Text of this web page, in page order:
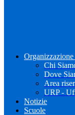
Organizzazione
Chi
Dove
Area
URP -
Notizie
Scuole